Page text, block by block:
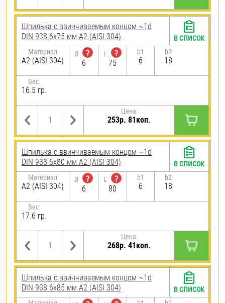
Шпилька c ввинчиваемым концом ~1d
DIN 938 6х75 мм А2 (AISI 304)
Материал
А2 (AISI 304)
Ø
?
6
L
?
75
b1
6
b2
18
Вес:
16.5 гр.
Цена:
253р. 81коп.
В СПИСОК
Шпилька c ввинчиваемым концом ~1d
DIN 938 6х80 мм А2 (AISI 304)
Материал
А2 (AISI 304)
Ø
?
6
L
?
80
b1
6
b2
18
Вес:
17.6 гр.
Цена:
268р. 41коп.
В СПИСОК
Шпилька c ввинчиваемым концом ~1d
DIN 938 6х85 мм А2 (AISI 304)
В СПИСОК